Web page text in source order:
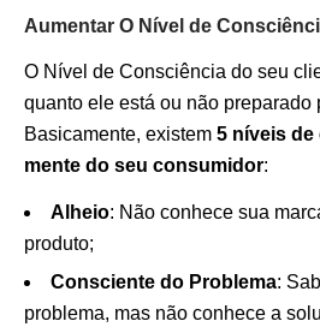
Aumentar O Nível de
O Nível de Consciência do seu
quanto ele está ou não preparado
Basicamente, existem 5 níveis
mente do seu consumidor:
Alheio: Não conhece sua
produto;
Consciente do Problema:
problema, mas não conhece a